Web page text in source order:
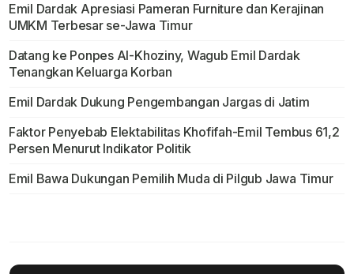
Emil Dardak Apresiasi Pameran Furniture dan Kerajinan
UMKM Terbesar se-Jawa Timur
Datang ke Ponpes Al-Khoziny, Wagub Emil Dardak
Tenangkan Keluarga Korban
Emil Dardak Dukung Pengembangan Jargas di Jatim
Faktor Penyebab Elektabilitas Khofifah-Emil Tembus 61,2
Persen Menurut Indikator Politik
Emil Bawa Dukungan Pemilih Muda di Pilgub Jawa Timur